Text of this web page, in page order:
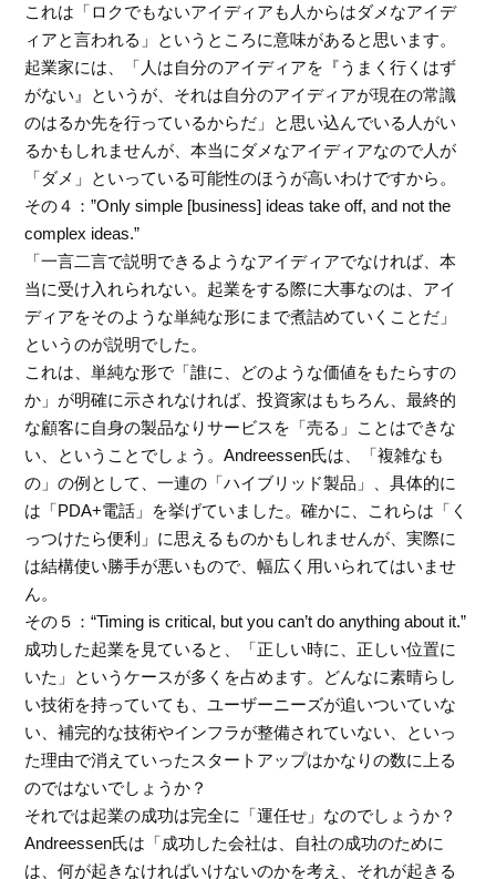
これは「ロクでもないアイディアも人からはダメなアイデ
ィアと言われる」というところに意味があると思います。
起業家には、「人は自分のアイディアを『うまく行くはず
がない』というが、それは自分のアイディアが現在の常識
のはるか先を行っているからだ」と思い込んでいる人がい
るかもしれませんが、本当にダメなアイディアなので人が
「ダメ」といっている可能性のほうが高いわけですから。
その４：”Only simple [business] ideas take off, and not the
complex ideas.”
「一言二言で説明できるようなアイディアでなければ、本
当に受け入れられない。起業をする際に大事なのは、アイ
ディアをそのような単純な形にまで煮詰めていくことだ」
というのが説明でした。
これは、単純な形で「誰に、どのような価値をもたらすの
か」が明確に示されなければ、投資家はもちろん、最終的
な顧客に自身の製品なりサービスを「売る」ことはできな
い、ということでしょう。Andreessen氏は、「複雑なも
の」の例として、一連の「ハイブリッド製品」、具体的に
は「PDA+電話」を挙げていました。確かに、これらは「く
っつけたら便利」に思えるものかもしれませんが、実際に
は結構使い勝手が悪いもので、幅広く用いられてはいませ
ん。
その５：“Timing is critical, but you can’t do anything about it.”
成功した起業を見ていると、「正しい時に、正しい位置に
いた」というケースが多くを占めます。どんなに素晴らし
い技術を持っていても、ユーザーニーズが追いついていな
い、補完的な技術やインフラが整備されていない、といっ
た理由で消えていったスタートアップはかなりの数に上る
のではないでしょうか？
それでは起業の成功は完全に「運任せ」なのでしょうか？
Andreessen氏は「成功した会社は、自社の成功のために
は、何が起きなければいけないのかを考え、それが起きる